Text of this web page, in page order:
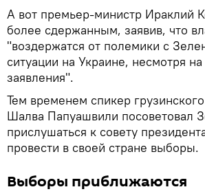
А вот премьер-министр Ираклий
более сдержанным, заявив, что
"воздержатся от полемики с
ситуации на Украине, несмотря
заявления".
Тем временем спикер
Шалва Папуашвили посоветовал
прислушаться к совету
провести в своей стране выборы.
Выборы приближаются